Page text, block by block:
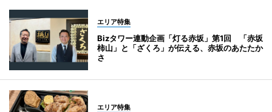
エリア特集
Bizタワー連動企画「灯る赤坂」第1回 「赤坂
柿山」と「ざくろ」が伝える、赤坂のあたたか
さ
エリア特集